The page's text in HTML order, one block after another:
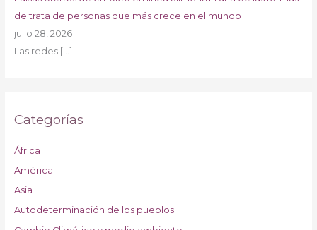
de trata de personas que más crece en el mundo
julio 28, 2026
Las redes […]
Categorías
África
América
Asia
Autodeterminación de los pueblos